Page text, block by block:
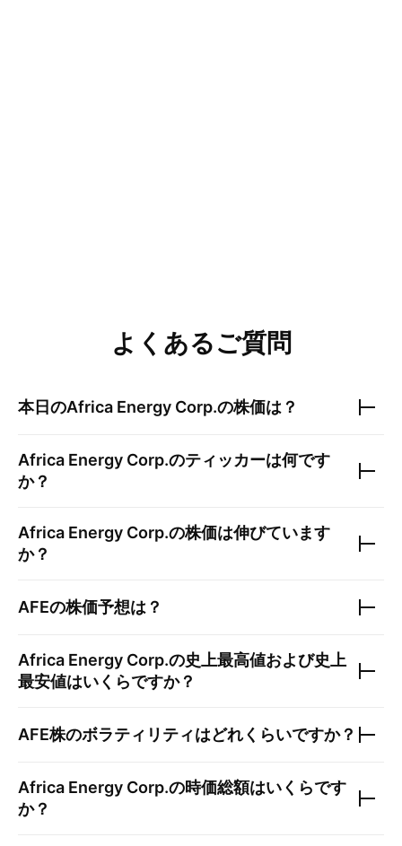
よくあるご質問
本日のAfrica Energy Corp.の株価は？
Africa Energy Corp.のティッカーは何です
か？
Africa Energy Corp.の株価は伸びています
か？
AFEの株価予想は？
Africa Energy Corp.の史上最高値および史上
最安値はいくらですか？
AFE株のボラティリティはどれくらいですか？
Africa Energy Corp.の時価総額はいくらです
か？